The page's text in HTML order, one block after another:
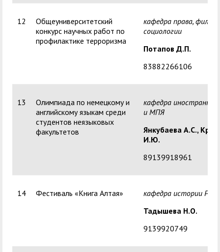
12
Общеуниверситетский
конкурс научных работ по
профилактике терроризма
кафедра права,
социологии
Потапов Д.П.
83882266106
13
Олимпиада по немецкому и
английскому языкам среди
студентов неязыковых
факультетов
кафедра иностранных
и МПЯ
Янкубаева А.С.,
И.Ю.
89139918961
14 Фестиваль «Книга Алтая»
кафедра истории
Тадышева Н.О.
9139920749